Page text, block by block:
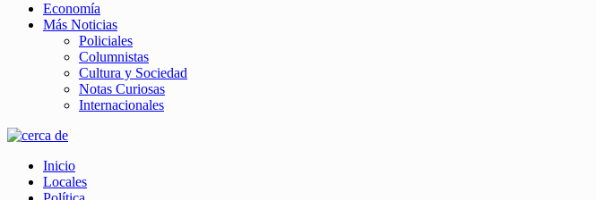
Economía
Más Noticias
Policiales
Columnistas
Cultura y Sociedad
Notas Curiosas
Internacionales
Inicio
Locales